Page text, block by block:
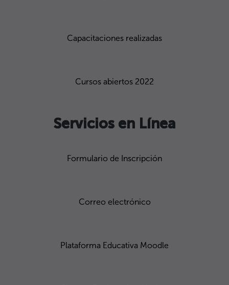
Capacitaciones realizadas
Cursos abiertos 2022
Servicios en Línea
Formulario de Inscripción
Correo electrónico
Plataforma Educativa Moodle